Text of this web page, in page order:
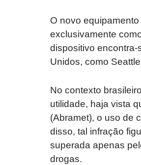
O novo
exclusivamente
dispositivo
Unidos, como
No contexto
utilidade, haja vista
(Abramet), o uso de
disso, tal infração
superada apenas
drogas.